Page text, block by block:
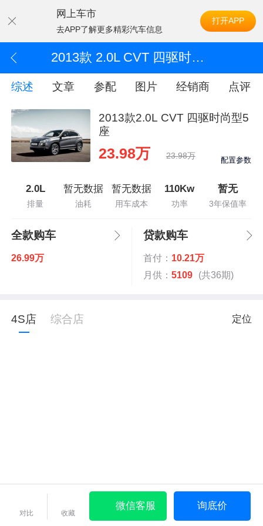
网上车市
去APP了解更多精彩汽车信息
打开APP
2013款 2.0L CVT 四驱时尚型5座
综述 文章 参配 图片 经销商 点评
2013款2.0L CVT 四驱时尚型5
座
23.98万 23.98万 配置参数
2.0L
排量
暂无数据
油耗
暂无数据
用车成本
110Kw
功率
暂无
3年保值率
全款购车
26.99万
贷款购车
首付： 10.21万
月供： 5109 (共36期)
4S店 综合店 定位
对比 收藏
微信客服 询底价